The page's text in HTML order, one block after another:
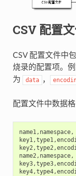
CSV 配置
CSV 配置文件中
烧录的配置项。
为 data ，
配置文件中数据
name1, namespace,
key1,type1,
key2,type2,
name2, namespace,
key3,type3,
key4,type4,